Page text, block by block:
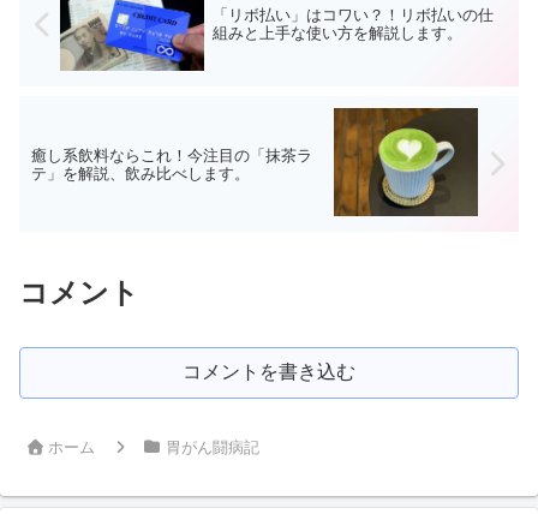
「リボ払い」はコワい？！リボ払いの仕
組みと上手な使い方を解説します。
癒し系飲料ならこれ！今注目の「抹茶ラ
テ」を解説、飲み比べします。
コメント
コメントを書き込む
ホーム 胃がん闘病記